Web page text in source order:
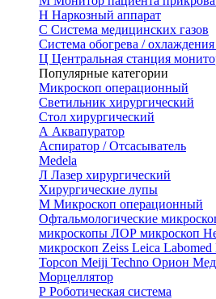
Н Наркозный аппарат
С Система медицинских газов
Система обогрева /
Ц Центральная станция
Популярные категории
Микроскоп операционный
Светильник хирургический
Стол хирургический
А Аквапуратор
Аспиратор / Отсасыватель
Medela
Л Лазер хирургический
Хирургические лупы
М Микроскоп операционный
Офтальмологические
микроскопы ЛОР микроскоп
микроскоп Zeiss Leica Labomed
Topcon Meiji Techno Орион
Морцеллятор
Р Роботическая система